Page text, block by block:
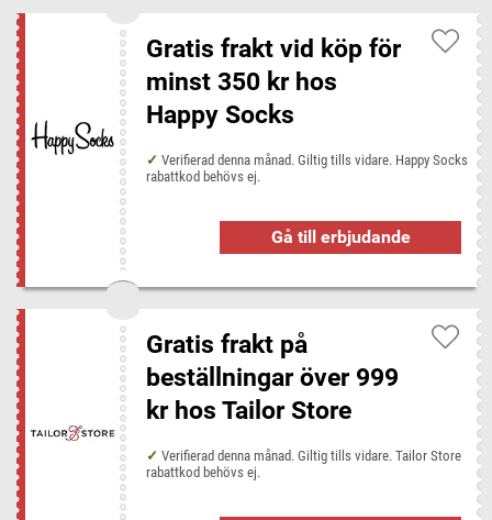
Gratis frakt vid köp för
minst 350 kr hos
Happy Socks
Verifierad denna månad. Giltig tills vidare. Happy Socks
rabattkod behövs ej.
Gå till erbjudande
Gratis frakt på
beställningar över 999
kr hos Tailor Store
Verifierad denna månad. Giltig tills vidare. Tailor Store
rabattkod behövs ej.